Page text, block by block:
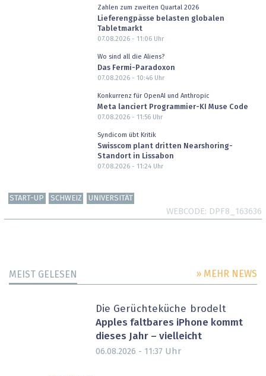
Zahlen zum zweiten Quartal 2026
Lieferengpässe belasten globalen
Tabletmarkt
07.08.2026 - 11:06Uhr
Wo sind all die Aliens?
Das Fermi-Paradoxon
07.08.2026 - 10:46Uhr
Konkurrenz für OpenAI und Anthropic
Meta lanciert Programmier-KI Muse Code
07.08.2026 - 11:56Uhr
Syndicom übt Kritik
Swisscom plant dritten Nearshoring-
Standort in Lissabon
07.08.2026 - 11:24Uhr
START-UP SCHWEIZ UNIVERSITÄT
WEBCODE DPF8_163636
MEIST GELESEN » MEHR NEWS
Die Gerüchteküche brodelt
Apples faltbares iPhone kommt
dieses Jahr – vielleicht
06.08.2026 - 11:37 Uhr